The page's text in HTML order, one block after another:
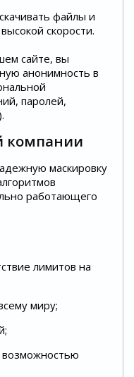
файлы и
скорости.
сайте, вы
анонимность в
паролей,
компании
маскировку
работающего
лимитов на
миру;